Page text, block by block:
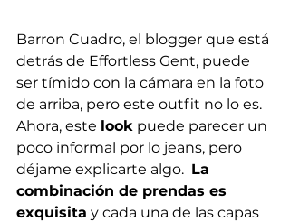
Barron Cuadro, el blogger que está
detrás de Effortless Gent, puede
ser tímido con la cámara en la foto
de arriba, pero este outfit no lo es.
Ahora, este look puede parecer un
poco informal por lo jeans, pero
déjame explicarte algo. La
combinación de prendas es
exquisita y cada una de las capas